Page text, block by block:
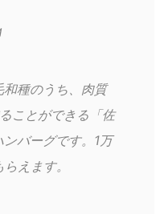
種のうち、肉質
ことができる「佐
バーグです。1万
えます。